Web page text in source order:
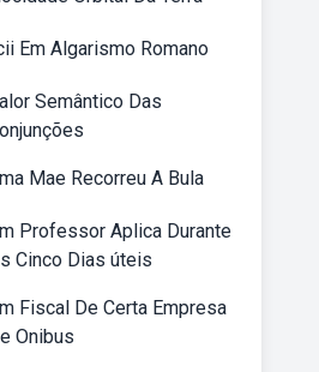
Em Algarismo Romano
Semântico Das
Mae Recorreu A Bula
Professor Aplica Durante
Cinco Dias úteis
Fiscal De Certa Empresa
Onibus